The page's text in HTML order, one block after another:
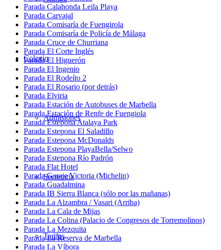
Colegio
Admisiones
Secretaría
Tarifas
Parada Calahonda Leila Playa
Parada Carvajal
Parada Comisaría de Fuengirola
Parada Comisaría de Policía de Málaga
Parada Cruce de Churriana
Parada El Corte Inglés
Parada El Higuerón
Parada El Ingenio
Parada El Rodeíto 2
Parada El Rosario (por detrás)
Parada Elviria
Parada Estación de Autobuses de Marbella
Parada Estación de Renfe de Fuengiola
Parada Estepona Atalaya Park
Parada Estepona El Saladillo
Parada Estepona McDonalds
Parada Estepona PlayaBella/Selwo
Parada Estepona Río Padrón
Parada Flat Hotel
Parada Garaje Victoria (Michelin)
Parada Guadalmina
Parada IB Sierra Blanca (sólo por las mañanas)
Parada La Alzambra / Vasari (Arriba)
Parada La Cala de Mijas
Parada La Colina (Palacio de Congresos de Torremolinos)
Parada La Mezquita
Parada La Reserva de Marbella
Parada La Víbora